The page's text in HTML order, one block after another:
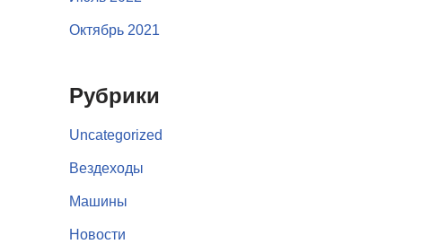
Октябрь 2021
Рубрики
Uncategorized
Вездеходы
Машины
Новости